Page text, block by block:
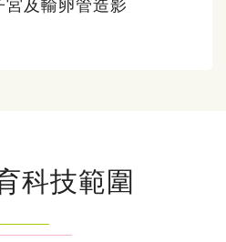
宮及輸卵管造影
科技範圍